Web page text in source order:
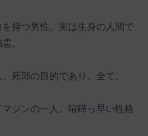
持つ男性。実は生身の人間で
。
死郎の目的であり、全て。
マジンの一人。喧嘩っ早い性格